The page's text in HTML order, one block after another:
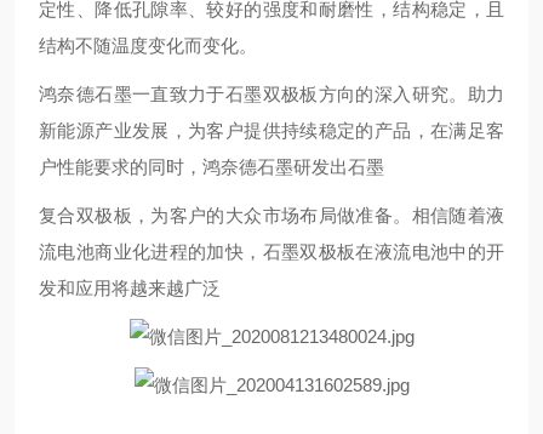
定性、降低孔隙率、较好的强度和耐磨性，结构稳定，且
结构不随温度变化而变化。
鸿奈德石墨一直致力于石墨双极板方向的深入研究。助力
新能源产业发展，为客户提供持续稳定的产品，在满足客
户性能要求的同时，鸿奈德石墨研发出石墨
复合双极板，为客户的大众市场布局做准备。相信随着液
流电池商业化进程的加快，石墨双极板在液流电池中的开
发和应用将越来越广泛